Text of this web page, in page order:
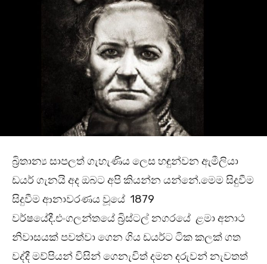
බ්‍රිතාන්‍ය සාපලත් ගැහැණිය ලෙස හඳුන්වන ඇමීලියා
ඩයර් ගැනයි අද ඔබට අපි කියන්න යන්නේ.මෙම සිදුවීම
සිදුවීම ආනාවරණය වූයේ 1879
වර්ෂයේදී.එංගලන්තයේ බ්‍රිස්ටල් නගරයේ ළමා අනාථ
නිවාසයක් පවත්වා ගෙන ගිය ඩයර්ට ටික කලක් ගත
වද්දී මව්පියන් විසින් ගෙනැවිත් දමන දරුවන් නැවතත්